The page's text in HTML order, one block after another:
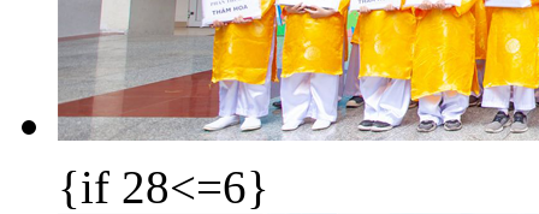
{if 28<=6}